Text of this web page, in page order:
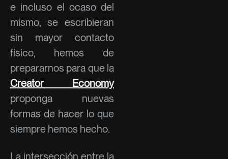
e incluso el ocaso del
mismo, se escribieran
sin mayor contacto
físico, hemos de
prepararnos para que la
Creator Economy
proponga nuevas
formas de hacer lo que
siempre hemos hecho.
La intersección entre la